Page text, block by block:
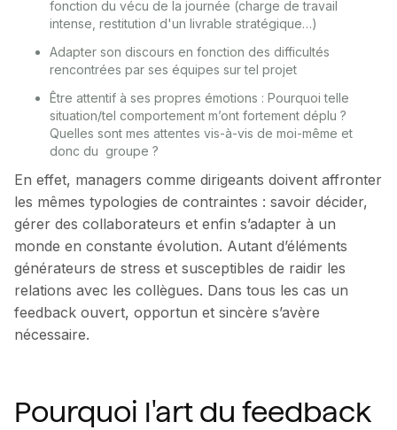
fonction du vécu de la journée (charge de travail
intense, restitution d'un livrable stratégique…)
Adapter son discours en fonction des difficultés
rencontrées par ses équipes sur tel projet
Être attentif à ses propres émotions : Pourquoi telle
situation/tel comportement m’ont fortement déplu ?
Quelles sont mes attentes vis-à-vis de moi-même et
donc du groupe ?
En effet, managers comme dirigeants doivent affronter
les mêmes typologies de contraintes : savoir décider,
gérer des collaborateurs et enfin s’adapter à un
monde en constante évolution. Autant d’éléments
générateurs de stress et susceptibles de raidir les
relations avec les collègues. Dans tous les cas un
feedback ouvert, opportun et sincère s’avère
nécessaire.
Pourquoi l'art du feedback